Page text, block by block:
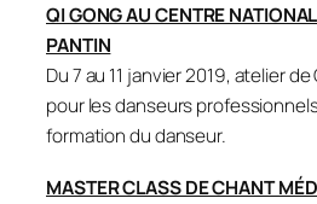
QI GONG AU CENTRE
PANTIN
Du 7 au 11 janvier 2019, atelier
pour les danseurs
formation du danseur.
MASTER CLASS DE CHANT